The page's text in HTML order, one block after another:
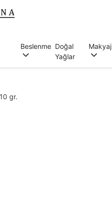
Beslenme Doğal
Yağlar
Makyaj